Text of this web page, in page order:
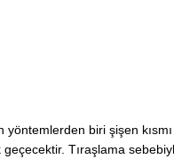
biri şişen
Tıraşlama